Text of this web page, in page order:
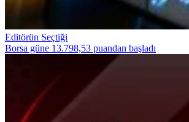
Editörün Seçtiği
Borsa güne 13.798,53 puandan başladı